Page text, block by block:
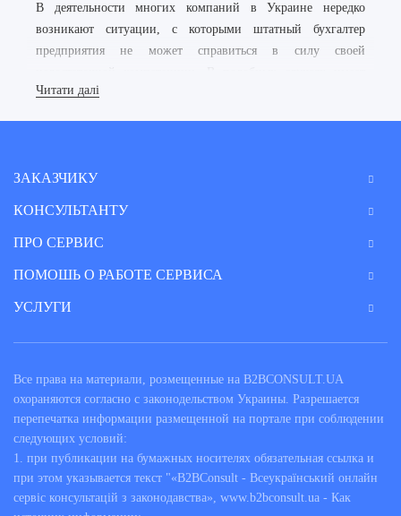
В деятельности многих компаний в Украине нередко
возникают ситуации, с которыми штатный бухгалтер
предприятия не может справиться в силу своей
смысл обратиться за помощью к профессионалам,
современного законодательства.
консультации?
финансов могут столкнуться с непосильными для себя
начинающих бухгалтерах. Регулирующие эту сферу нормы
законодательства постоянно меняются, еще больше
запутывая ситуацию.
По этим причинам многим современным предприятиям и
физическим лицам, занимающимся предпринимательством,
периодически требуются консультации бухгалтера онлайн
Читати далі
ЗАКАЗЧИКУ
КОНСУЛЬТАНТУ
ПРО СЕРВИС
ПОМОШЬ О РАБОТЕ СЕРВИСА
УСЛУГИ
Все права на материали, розмещенные на B2BCONSULT.UA
охораняются согласно с законодельством Украины. Разрешается
перепечатка информации размещенной на портале при соблюдении
следующих условий:
1. при публикации на бумажных носителях обязательная ссылка и
при этом указывается текст "«B2BConsult - Всеукраїнський онлайн
сервіс консультацій з законодавства», www.b2bconsult.ua - Как